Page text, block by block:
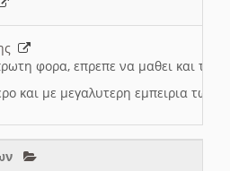
φορα, επρεπε να μαθει και το
και με μεγαλυτερη εμπειρια